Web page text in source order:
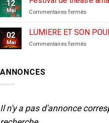
2025
12
Mai Commentaires ferméssur
de
théâtre
amateur
02
Mai
LUMIERE ET SON
Commentaires ferméssur
ANNONCES
Il n'y a pas d'annonce